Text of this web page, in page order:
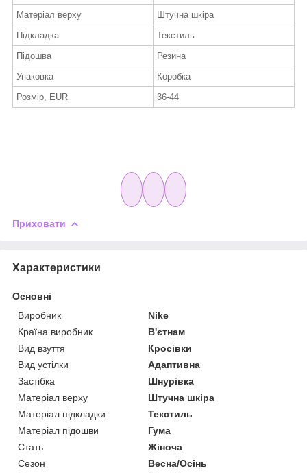
Матеріал верху
Штучна шкіра
Підкладка
Текстиль
Підошва
Резина
Упаковка
Коробка
Розмір, EUR
36-44
Приховати
Характеристики
Основні
Виробник
Nike
Країна виробник
В'єтнам
Вид взуття
Кросівки
Вид устілки
Адаптивна
Застібка
Шнурівка
Матеріал верху
Штучна шкіра
Матеріал підкладки
Текстиль
Матеріал підошви
Гума
Стать
Жіноча
Сезон
Весна/Осінь